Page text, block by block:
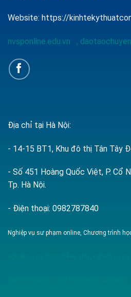
Website: https://
nvsponline.edu.vn ,
Địa chỉ tại Hà Nội:
- 14-15 BT1, Khu đô thị Tân Tây
- Số 451 Hoàng Quốc Việt, P. Cổ
Tp. Hà Nội.
- Điện thoại: 0982787840
Nghiệp vụ sư phạm online, Chương trình